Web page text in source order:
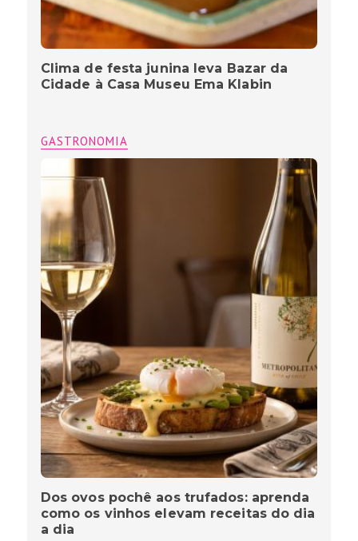
Clima de festa junina leva Bazar da
Cidade à Casa Museu Ema Klabin
GASTRONOMIA
Dos ovos pochê aos trufados: aprenda
como os vinhos elevam receitas do dia
a dia